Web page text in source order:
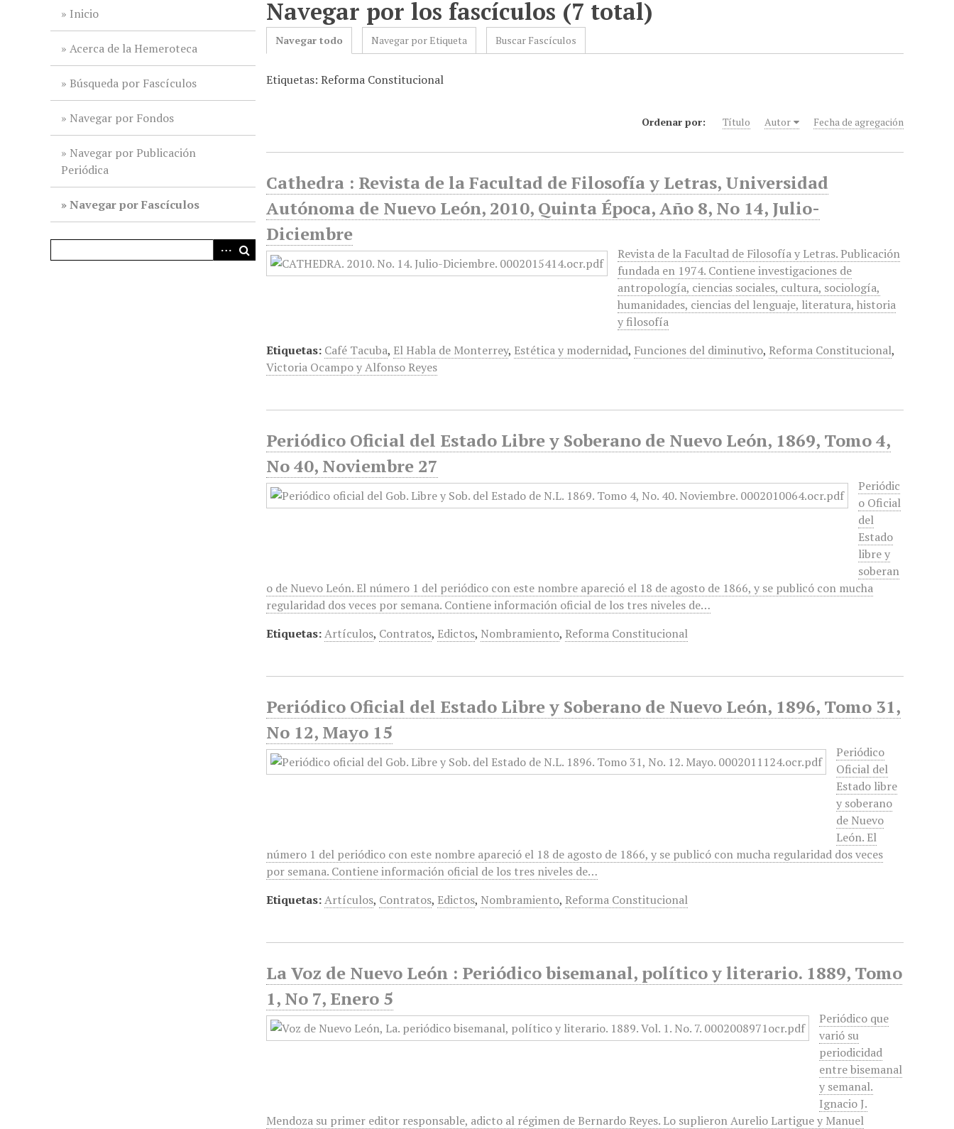
Inicio
Acerca de la Hemeroteca
Búsqueda por Fascículos
Navegar por Fondos
Navegar por Publicación
Periódica
Navegar por Fascículos
Navegar por los fascículos (7 total)
Navegar todo Navegar por Etiqueta Buscar Fascículos
Etiquetas: Reforma Constitucional
Ordenar por: Título Autor Fecha de agregación
Cathedra : Revista de la Facultad de Filosofía y Letras, Universidad
Autónoma de Nuevo León, 2010, Quinta Época, Año 8, No 14, Julio-
Diciembre
Revista de la Facultad de Filosofía y Letras. Publicación
fundada en 1974. Contiene investigaciones de
antropología, ciencias sociales, cultura, sociología,
humanidades, ciencias del lenguaje, literatura, historia
y filosofía
Etiquetas: Café Tacuba, El Habla de Monterrey, Estética y modernidad, Funciones del diminutivo, Reforma Constitucional,
Victoria Ocampo y Alfonso Reyes
Periódico Oficial del Estado Libre y Soberano de Nuevo León, 1869, Tomo 4,
No 40, Noviembre 27
Periódic
o Oficial
del
Estado
libre y
soberan
o de Nuevo León. El número 1 del periódico con este nombre apareció el 18 de agosto de 1866, y se publicó con mucha
regularidad dos veces por semana. Contiene información oficial de los tres niveles de…
Etiquetas:Artículos, Contratos, Edictos, Nombramiento, Reforma Constitucional
Periódico Oficial del Estado Libre y Soberano de Nuevo León, 1896, Tomo 31,
No 12, Mayo 15
Periódico
Oficial del
Estado libre
y soberano
de Nuevo
León. El
número 1 del periódico con este nombre apareció el 18 de agosto de 1866, y se publicó con mucha regularidad dos veces
por semana. Contiene información oficial de los tres niveles de…
Etiquetas:Artículos, Contratos, Edictos, Nombramiento, Reforma Constitucional
La Voz de Nuevo León : Periódico bisemanal, político y literario. 1889, Tomo
1, No 7, Enero 5
Periódico que
varió su
periodicidad
entre bisemanal
y semanal.
Ignacio J.
Mendoza su primer editor responsable, adicto al régimen de Bernardo Reyes. Lo suplieron Aurelio Lartigue y Manuel